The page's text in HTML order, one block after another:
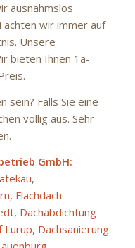
ausnahmslos
wir immer auf
Unsere
bieten Ihnen 1a-
sein? Falls Sie eine
völlig aus. Sehr
GmbH:
,
, Flachdach
, Dachabdichtung
Lurup, Dachsanierung